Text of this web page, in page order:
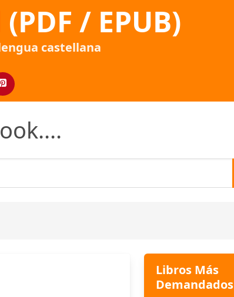
/ EPUB)
castellana
Libros Más
Demandados